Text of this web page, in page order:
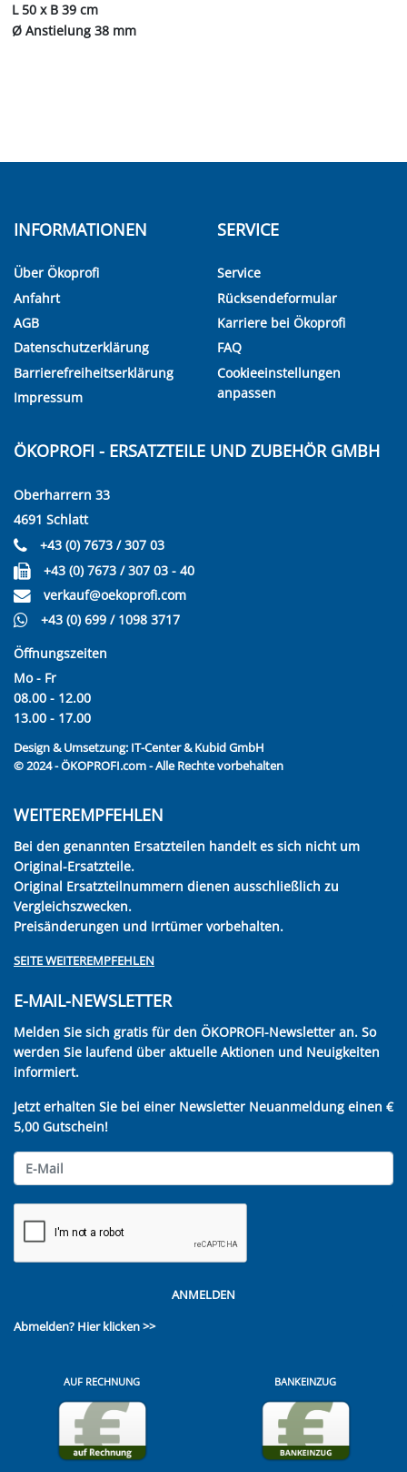
L 50 x B 39 cm
Ø Anstielung 38 mm
INFORMATIONEN
Über Ökoprofi
Anfahrt
AGB
Datenschutzerklärung
Barrierefreiheitserklärung
Impressum
SERVICE
Service
Rücksendeformular
Karriere bei Ökoprofi
FAQ
Cookieeinstellungen
anpassen
ÖKOPROFI - ERSATZTEILE UND ZUBEHÖR GMBH
Oberharrern 33
4691 Schlatt
+43 (0) 7673 / 307 03
+43 (0) 7673 / 307 03 - 40
verkauf@oekoprofi.com
+43 (0) 699 / 1098 3717
Öffnungszeiten
Mo - Fr
08.00 - 12.00
13.00 - 17.00
Design & Umsetzung: IT-Center & Kubid GmbH
© 2024 - ÖKOPROFI.com - Alle Rechte vorbehalten
WEITEREMPFEHLEN
Bei den genannten Ersatzteilen handelt es sich nicht um
Original-Ersatzteile.
Original Ersatzteilnummern dienen ausschließlich zu
Vergleichszwecken.
Preisänderungen und Irrtümer vorbehalten.
SEITE WEITEREMPFEHLEN
E-MAIL-NEWSLETTER
Melden Sie sich gratis für den ÖKOPROFI-Newsletter an. So
werden Sie laufend über aktuelle Aktionen und Neuigkeiten
informiert.
Jetzt erhalten Sie bei einer Newsletter Neuanmeldung einen €
5,00 Gutschein!
ANMELDEN
Abmelden? Hier klicken >>
AUF RECHNUNG BANKEINZUG